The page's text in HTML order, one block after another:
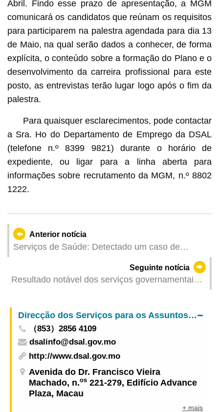
Abril. Findo esse prazo de apresentação, a MGM
comunicará os candidatos que reúnam os requisitos
para participarem na palestra agendada para dia 13
de Maio, na qual serão dados a conhecer, de forma
explícita, o conteúdo sobre a formação do Plano e o
desenvolvimento da carreira profissional para este
posto, as entrevistas terão lugar logo após o fim da
palestra.
Para quaisquer esclarecimentos, pode contactar
a Sra. Ho do Departamento de Emprego da DSAL
(telefone n.º 8399 9821) durante o horário de
expediente, ou ligar para a linha aberta para
informações sobre recrutamento da MGM, n.º 8802
1222.
Anterior notícia
Serviços de Saúde: Detectado um caso de
Seguinte notícia
Resultado notável dos serviços governamentais
imposto de circulação e da prova de vida foram
efectuados por meios electrónicos
Direcção dos Serviços para os Assuntos Laborais
（853）2856 4109
dsalinfo@dsal.gov.mo
http://www.dsal.gov.mo
Avenida do Dr. Francisco Vieira
Machado, n.os 221-279, Edifício Advance
Plaza, Macau
+ mais